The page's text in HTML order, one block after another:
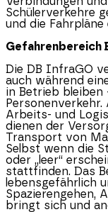
Schülerverkehre
und die Fahrpläne
Gefahrenbereich
Die DB InfraGO
auch während
in Betrieb bleiben
Arbeits- und
dienen der
Transport von
Selbst wenn die
oder „leer“
stattfinden. Das
lebensgefährlich
Spazierengehen,
bringt sich und